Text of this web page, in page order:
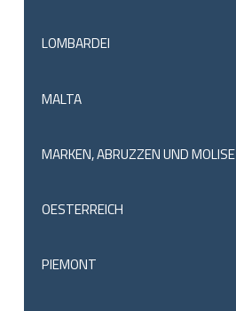
LOMBARDEI
MALTA
MARKEN, ABRUZZEN UND MOLISE
OESTERREICH
PIEMONT